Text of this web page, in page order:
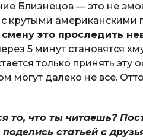
Близнецов — это не
крутыми американскими
смену это проследить
5 минут становятся
только принять эту
могут далеко не все.
то, что ты читаешь?
статьей с